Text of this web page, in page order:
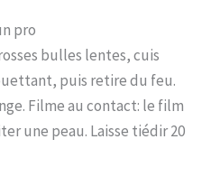
pro
bulles lentes, cuis
puis retire du feu.
Filme au contact: le film
une peau. Laisse tiédir 20